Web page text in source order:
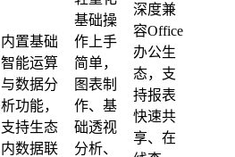
内置基础
智能运算
与数据分
析功能，
支持生态
内数据联
基础操
作上手
简单，
图表制
作、基
础透视
分析、
深度兼
容Office
办公生
态，支
持报表
快速共
享、在